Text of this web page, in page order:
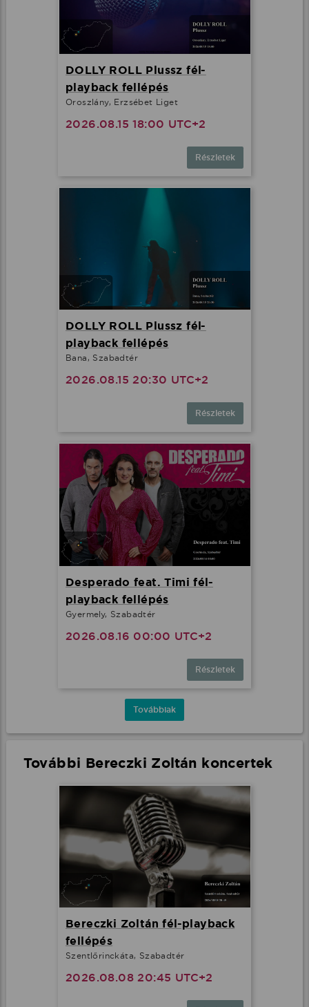
DOLLY ROLL Plussz fél-
playback fellépés
Oroszlány, Erzsébet Liget
2026.08.15 18:00 UTC+2
Részletek
DOLLY ROLL Plussz fél-
playback fellépés
Bana, Szabadtér
2026.08.15 20:30 UTC+2
Részletek
Desperado feat. Timi fél-
playback fellépés
Gyermely, Szabadtér
2026.08.16 00:00 UTC+2
Részletek
Továbbiak
További Bereczki Zoltán koncertek
Bereczki Zoltán fél-playback
fellépés
Szentlőrinckáta, Szabadtér
2026.08.08 20:45 UTC+2